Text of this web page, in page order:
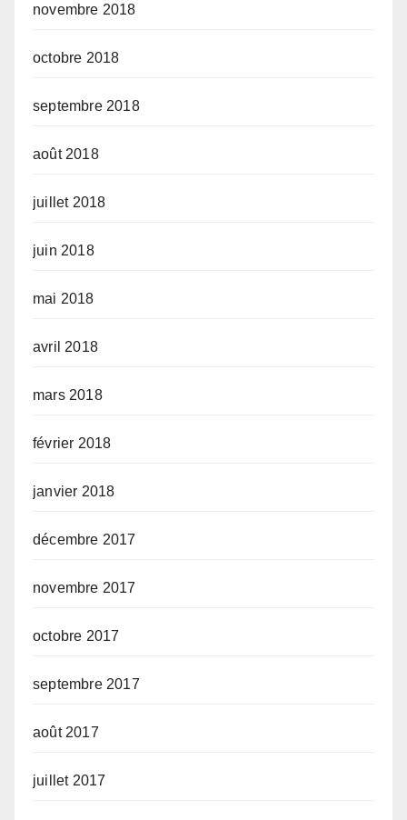
novembre 2018
octobre 2018
septembre 2018
août 2018
juillet 2018
juin 2018
mai 2018
avril 2018
mars 2018
février 2018
janvier 2018
décembre 2017
novembre 2017
octobre 2017
septembre 2017
août 2017
juillet 2017